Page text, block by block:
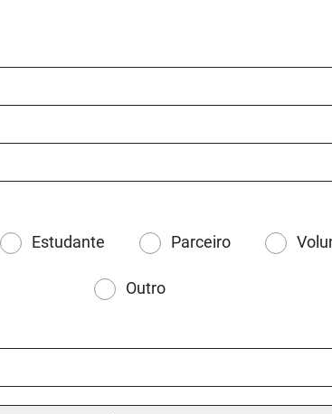
Estudante Parceiro
Outro